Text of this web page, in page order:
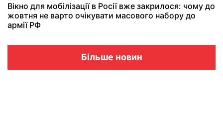
Вікно для мобілізації в Росії вже закрилося: чому до
жовтня не варто очікувати масового набору до
армії РФ
Більше новин